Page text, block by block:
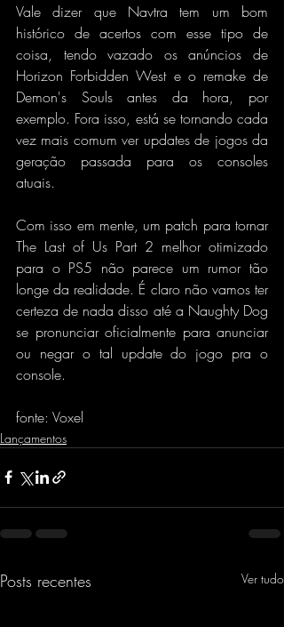
Vale dizer que Navtra tem um bom
histórico de acertos com esse tipo de
coisa, tendo vazado os anúncios de
Horizon Forbidden West e o remake de
Demon's Souls antes da hora, por
exemplo. Fora isso, está se tornando cada
vez mais comum ver updates de jogos da
geração passada para os consoles
atuais.
Com isso em mente, um patch para tornar
The Last of Us Part 2 melhor otimizado
para o PS5 não parece um rumor tão
longe da realidade. É claro não vamos ter
certeza de nada disso até a Naughty Dog
se pronunciar oficialmente para anunciar
ou negar o tal update do jogo pra o
console.
fonte: Voxel
Lançamentos
Posts recentes Ver tudo